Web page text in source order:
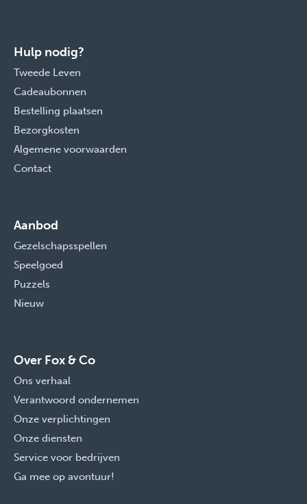
Hulp nodig?
Tweede Leven
Cadeaubonnen
Bestelling plaatsen
Bezorgkosten
Algemene voorwaarden
Contact
Aanbod
Gezelschapsspellen
Speelgoed
Puzzels
Nieuw
Over Fox & Co
Ons verhaal
Verantwoord ondernemen
Onze verplichtingen
Onze diensten
Service voor bedrijven
Ga mee op avontuur!